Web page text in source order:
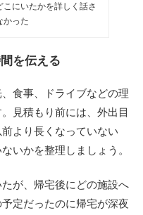
こにいたかを詳しく話さ
かった
を伝える
食事、ドライブなどの理
見積もり前には、外出目
より長くなっていない
いかを整理しましょう。
が、帰宅後にどの施設へ
定だったのに帰宅が深夜